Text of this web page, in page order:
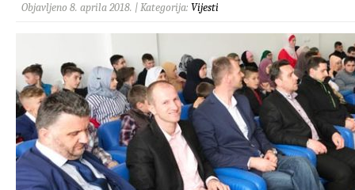
Objavljeno 8. aprila 2018. | Kategorija: Vijesti